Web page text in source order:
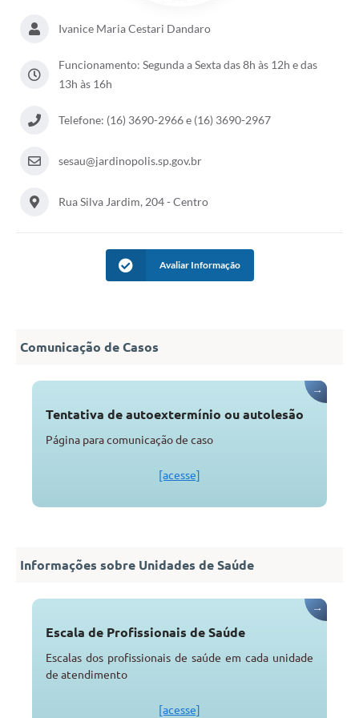
Ivanice Maria Cestari Dandaro
Funcionamento: Segunda a Sexta das 8h às 12h e das
13h às 16h
Telefone: (16) 3690-2966 e (16) 3690-2967
sesau@jardinopolis.sp.gov.br
Rua Silva Jardim, 204 - Centro
Avaliar Informação
Comunicação de Casos
Tentativa de autoextermínio ou autolesão
Página para comunicação de caso
[acesse]
→
Informações sobre Unidades de Saúde
Escala de Profissionais de Saúde
Escalas dos profissionais de saúde em cada unidade
de atendimento
[acesse]
→